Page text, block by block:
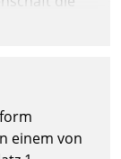
oder PC.
einem von